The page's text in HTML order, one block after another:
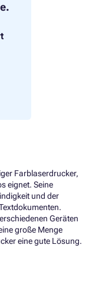
Farblaserdrucker,
eignet. Seine
und der
Geräten
große Menge
eine gute Lösung.